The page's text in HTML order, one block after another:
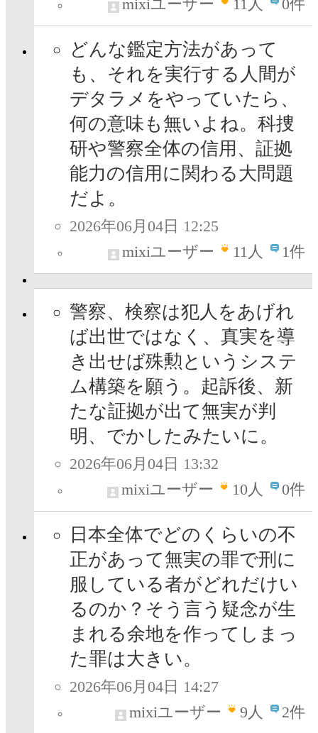
mixiユーザー
11人 0件
どんな鑑定方法があって
も、それを実行する人間が
デタラメをやっていたら、
何の意味も無いよね。科捜
研や警察全体の信用、証拠
能力の信用に関わる大問題
だよ。
2026年06月04日 12:25
mixiユーザー
11人 1件
警察、検察は犯人をあげれ
ば出世ではなく、真実を導
き出せば殊勲というシステ
ム構築を願う。起訴後、新
たな証拠が出て無実が判
明、でかしたみたいに。
2026年06月04日 13:32
mixiユーザー
10人 0件
日本全体でどのくらいの不
正があって無実の罪で刑に
服している者がどれだけい
るのか？そう言う疑念が生
まれる余地を作ってしまっ
た罪は大きい。
2026年06月04日 14:27
mixiユーザー
9人 2件